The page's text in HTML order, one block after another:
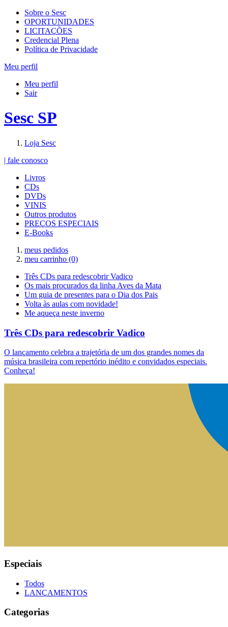
Sobre o Sesc
OPORTUNIDADES
LICITAÇÕES
Credencial Plena
Política de Privacidade
Meu perfil
Meu perfil
Sair
Sesc SP
Loja Sesc
| fale conosco
Livros
CDs
DVDs
VINIS
Outros produtos
PREÇOS ESPECIAIS
E-Books
meus pedidos
meu carrinho (0)
Três CDs para redescobrir Vadico
Os mais procurados da linha Aves da Mata
Um guia de presentes para o Dia dos Pais
Volta às aulas com novidade!
Me aqueça neste inverno
Três CDs para redescobrir Vadico
O lançamento celebra a trajetória de um dos grandes nomes da
música brasileira com repertório inédito e convidados especiais.
Conheça!
Especiais
Todos
LANÇAMENTOS
Categorias